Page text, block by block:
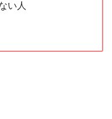
い人